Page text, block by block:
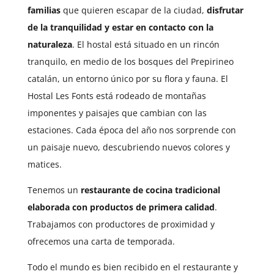
familiasque quieren escapar de la ciudad, disfrutar
de la tranquilidad y estar en contacto con la
naturaleza. El hostal está situado en un rincón
tranquilo, en medio de los bosques del Prepirineo
catalán, un entorno único por su flora y fauna. El
Hostal Les Fonts está rodeado de montañas
imponentes y paisajes que cambian con las
estaciones. Cada época del año nos sorprende con
un paisaje nuevo, descubriendo nuevos colores y
matices.
Tenemos un restaurante de cocina tradicional
elaborada con productos de primera calidad.
Trabajamos con productores de proximidad y
ofrecemos una carta de temporada.
Todo el mundo es bien recibido en el restaurante y